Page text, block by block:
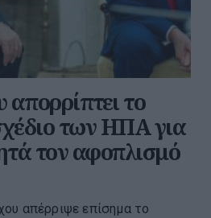
το
των ΗΠΑ για
τον αφοπλισμό
απέρριψε επίσημα το